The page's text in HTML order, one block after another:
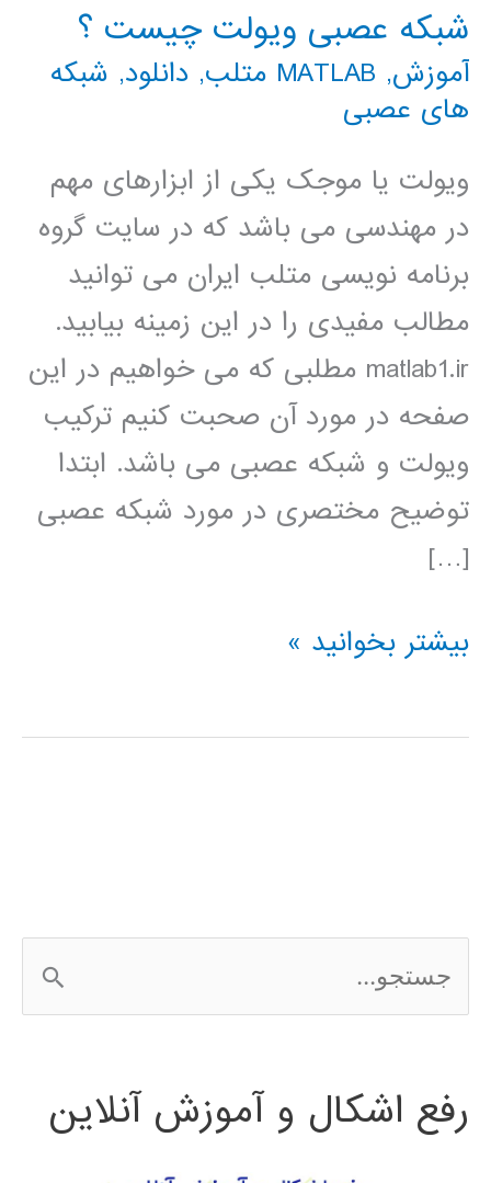
شبکه عصبی ویولت چیست ؟
آموزش, MATLAB متلب , دانلود, شبکه
های عصبی
ویولت یا موجک یکی از ابزارهای مهم
در مهندسی می باشد که در سایت گروه
برنامه نویسی متلب ایران می توانید
مطالب مفیدی را در این زمینه بیابید.
matlab1.ir مطلبی که می خواهیم در این
صفحه در مورد آن صحبت کنیم ترکیب
ویولت و شبکه عصبی می باشد. ابتدا
توضیح مختصری در مورد شبکه عصبی
[…]
شبکه
ویولت
بیشتر بخوانید »
س
ج
رفع اشکال و آموزش آنلاین